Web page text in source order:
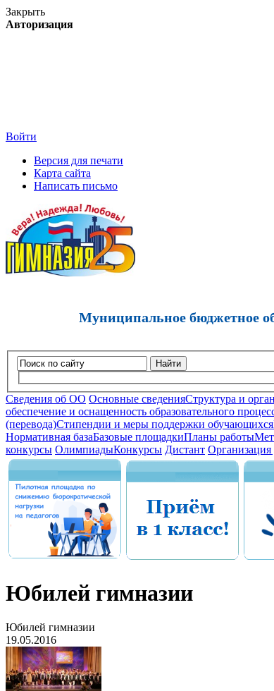
Закрыть
Авторизация
Войти
Версия для печати
Карта сайта
Написать письмо
Муниципальное бюджетное
Найти
Сведения об ОО Основные сведенияСтруктура и
обеспечение и оснащенность образовательного
(перевода)Стипендии и меры поддержки обучающихся
Нормативная базаБазовые площадкиПланы работы
конкурсы ОлимпиадыКонкурсы Дистант Организация
Юбилей гимназии
Юбилей гимназии
19.05.2016